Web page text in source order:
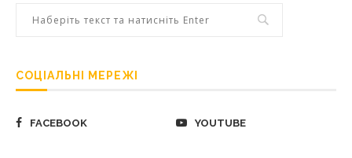
СОЦІАЛЬНІ МЕРЕЖІ
FACEBOOK YOUTUBE